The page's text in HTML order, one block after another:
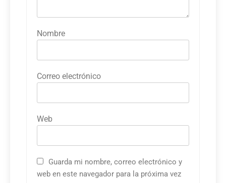
Nombre
Correo electrónico
Web
Guarda mi nombre, correo electrónico y
web en este navegador para la próxima vez